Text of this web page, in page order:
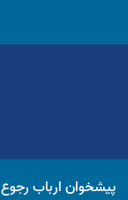
پیشخوان ارباب رجوع